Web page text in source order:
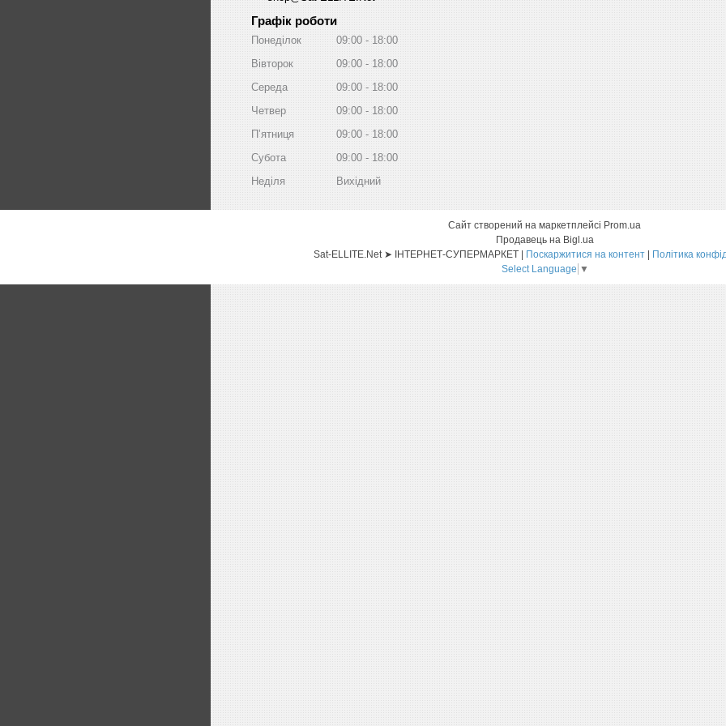
Графік роботи
Понеділок 09:00
18:00
Вівторок
09:00
18:00
Середа
09:00
18:00
Четвер
09:00
18:00
Пʼятниця
09:00
18:00
Субота
09:00
18:00
Неділя
Вихідний
Сайт створений на маркетплейсі Prom.ua
Продавець на Bigl.ua
Sat-ELLITE.Net ➤ ІНТЕРНЕТ-СУПЕРМАРКЕТ | Поскаржитися на контент | Політика
Select Language ▼